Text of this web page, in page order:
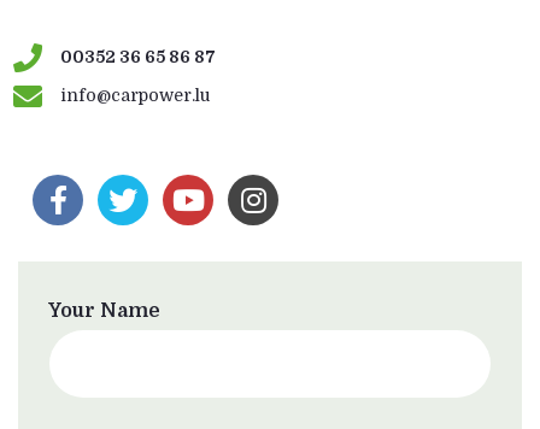
00352 36 65 86 87
info@carpower.lu
Your Name